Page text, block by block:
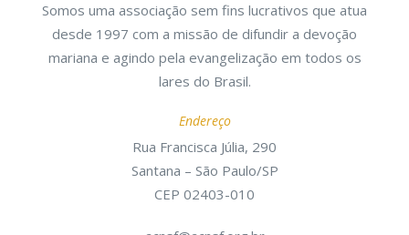
Somos uma associação sem fins lucrativos que atua
desde 1997 com a missão de difundir a devoção
mariana e agindo pela evangelização em todos os
lares do Brasil.
Endereço
Rua Francisca Júlia, 290
Santana – São Paulo/SP
CEP 02403-010